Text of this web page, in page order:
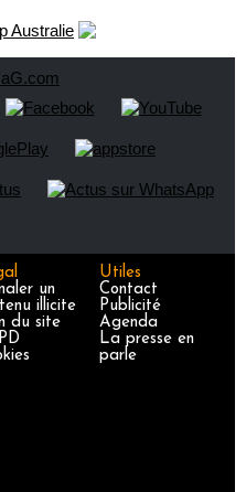
un
illicite
du site
Utiles
Contact
Publicité
Agenda
La presse en
parle